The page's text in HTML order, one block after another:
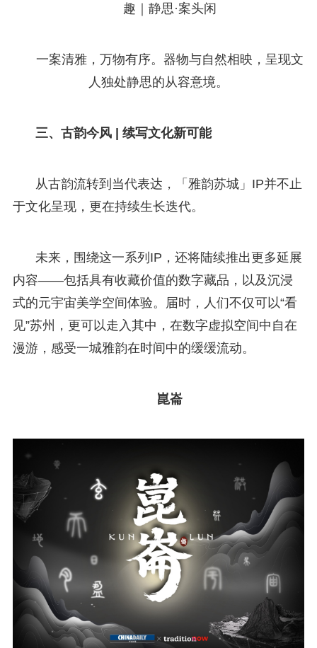
趣｜静思·案头闲
一案清雅，万物有序。器物与自然相映，呈现文
人独处静思的从容意境。
三、古韵今风 | 续写文化新可能
从古韵流转到当代表达，「雅韵苏城」IP并不止
于文化呈现，更在持续生长迭代。
未来，围绕这一系列IP，还将陆续推出更多延展
内容——包括具有收藏价值的数字藏品，以及沉浸
式的元宇宙美学空间体验。届时，人们不仅可以“看
见”苏州，更可以走入其中，在数字虚拟空间中自在
漫游，感受一城雅韵在时间中的缓缓流动。
崑崙